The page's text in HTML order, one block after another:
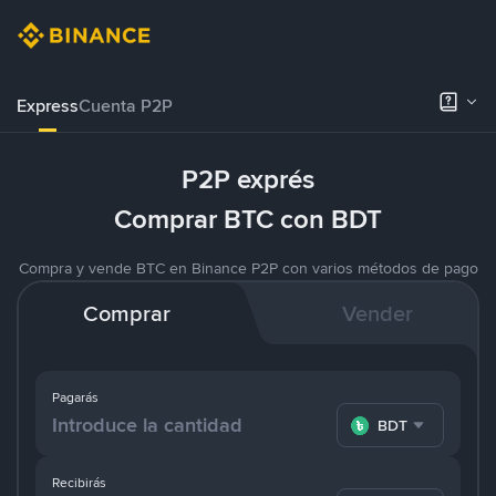
ExpressCuenta P2P
P2P exprés
Comprar BTC con BDT
Compra y vende BTC en Binance P2P con varios métodos de pago
Comprar Vender
Pagarás
BDT
Recibirás